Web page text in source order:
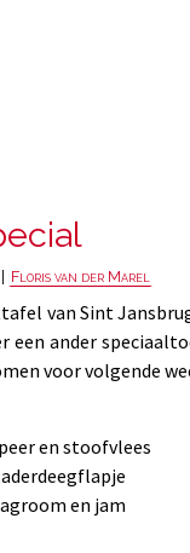
Floris van der Marel
van Sint
een ander
voor volgende
en stoofvlees
en jam